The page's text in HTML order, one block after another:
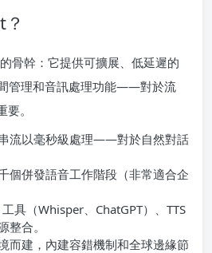
骨幹：它提供可擴展、低延遲的
管理和音訊處理功能——對於流
。
流以毫秒級處理——對於自然對話
個併發語音工作階段（非常適合企
工具（Whisper、ChatGPT）、TTS
整合。
而建，內建容錯機制和全球邊緣節